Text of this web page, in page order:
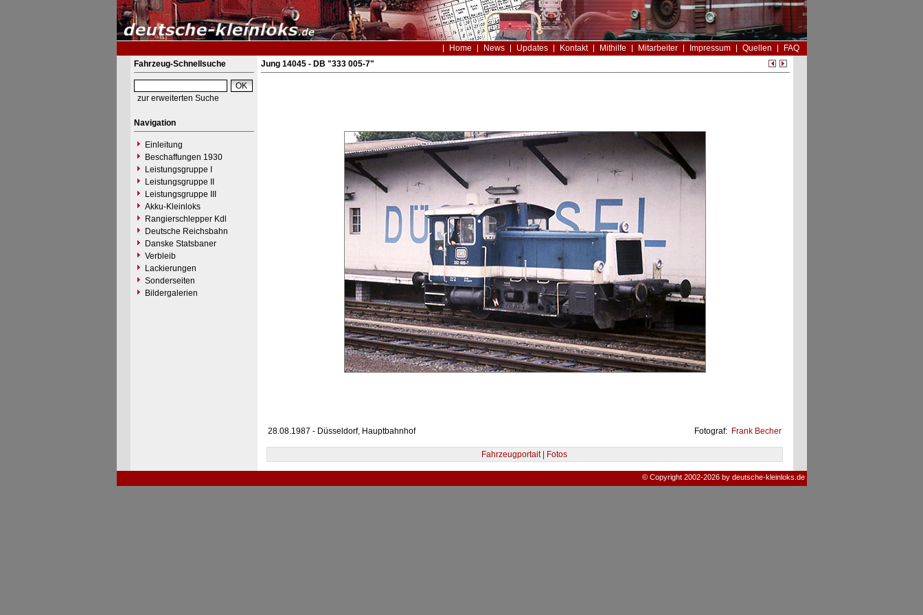
Home News Updates Kontakt Mithilfe Mitarbeiter Impressum Quellen
FAQ
Fahrzeug-Schnellsuche
zur erweiterten Suche
Navigation
Einleitung
Beschaffungen 1930
Leistungsgruppe I
Leistungsgruppe II
Leistungsgruppe III
Akku-Kleinloks
Rangierschlepper Kdl
Deutsche Reichsbahn
Danske Statsbaner
Verbleib
Lackierungen
Sonderseiten
Bildergalerien
Jung 14045 - DB "333 005-7"
28.08.1987 - Düsseldorf, Hauptbahnhof Fotograf: Frank Becher
Fahrzeugportait | Fotos
© Copyright 2002-2026 by deutsche-kleinloks.de